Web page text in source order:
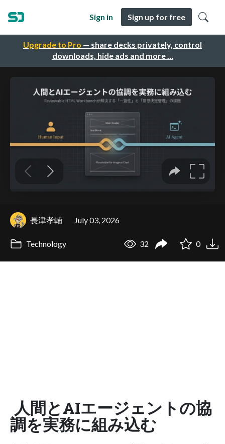
Upgrade to Pro — share decks privately, control
downloads, hide ads and more …
Sign in Sign up for free
長津孝輔 July 03, 2026
Technology 32 0
人間とAIエージェントの協
調を実務に組み込む